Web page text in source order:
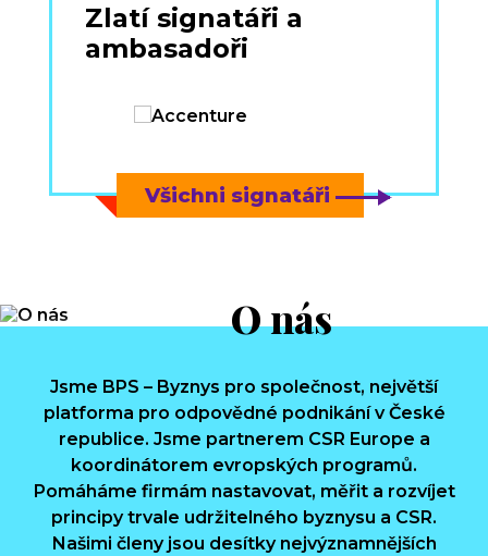
Zlatí signatáři a
ambasadoři
Všichni signatáři
O nás
Jsme BPS – Byznys pro společnost, největší
platforma pro odpovědné podnikání v České
republice. Jsme partnerem CSR Europe a
koordinátorem evropských programů.
Pomáháme firmám nastavovat, měřit a rozvíjet
principy trvale udržitelného byznysu a CSR.
Našimi členy jsou desítky nejvýznamnějších